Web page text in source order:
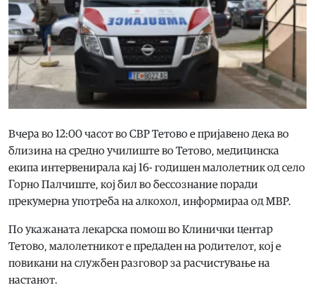
Вчера во 12:00 часот во СВР Тетово е пријавено дека во
близина на средно училиште во Тетово, медицинска
екипа интервенирала кај 16- годишен малолетник од село
Горно Палчиште, кој бил во бессознание поради
прекумерна употреба на алкохол, информираа од МВР.
По укажаната лекарска помош во Клинички центар
Тетово, малолетникот е предаден на родителот, кој е
повикани на службен разговор за расчистување на
настанот.